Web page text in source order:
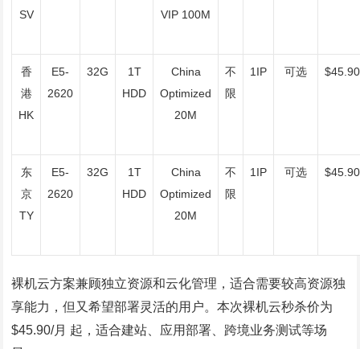
SV
VIP 100M
香
港
HK
E5-
2620
32G
1T
HDD
China
Optimized
20M
不
限
1IP 可选 $45.90
东
京
TY
E5-
2620
32G
1T
HDD
China
Optimized
20M
不
限
1IP 可选 $45.90
裸机云方案兼顾独立资源和云化管理，适合需要较高资源独
享能力，但又希望部署灵活的用户。本次裸机云秒杀价为
$45.90/月 起，适合建站、应用部署、跨境业务测试等场